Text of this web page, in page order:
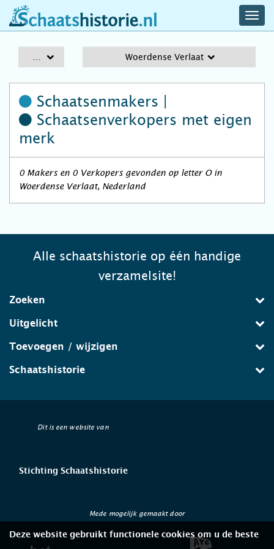
schaatshistorie.nl
Woerdense Verlaat
Schaatsenmakers |
Schaatsenverkopers met eigen
merk
0 Makers en 0 Verkopers gevonden op letter O in
Woerdense Verlaat, Nederland
Alle schaatshistorie op één handige
verzamelsite!
Zoeken
Uitgelicht
Toevoegen / wijzigen
Schaatshistorie
Dit is een website van
Stichting Schaatshistorie
Mede mogelijk gemaakt door
Deze website gebruikt functionele cookies om u de beste